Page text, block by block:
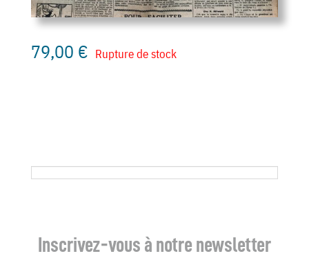
79,00 € Rupture de stock
Inscrivez-vous à notre newsletter